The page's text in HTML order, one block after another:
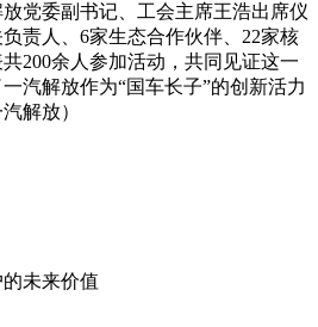
党委副书记、工会主席王浩出席仪
责人、6家生态合作伙伴、22家核
200余人参加活动，共同见证这一
汽解放作为“国车长子”的创新活力
解放）
未来价值